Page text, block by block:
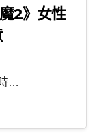
2》女性
…